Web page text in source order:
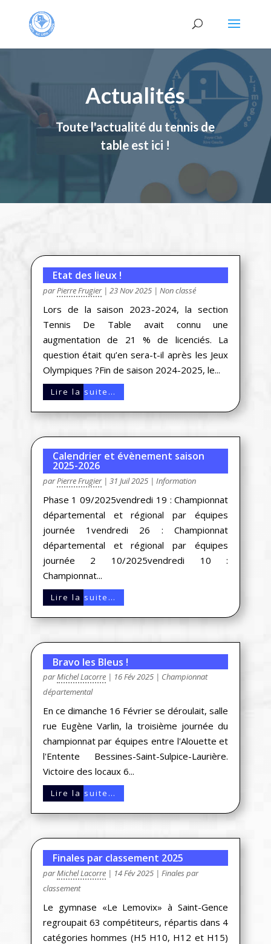
Actualités
Toute l'actualité du tennis de
table est ici !
Etat des lieux !
parPierre Frugier| 23 Nov 2025| Non classé
Lors de la saison 2023-2024, la section
Tennis De Table avait connu une
augmentation de 21 % de licenciés. La
question était qu’en sera-t-il après les Jeux
Olympiques ?Fin de saison 2024-2025, le...
Lire la suite…
Calendrier et évènement saison
2025-2026
parPierre Frugier| 31 Juil 2025| Information
Phase 1 09/2025vendredi 19 : Championnat
départemental et régional par équipes
journée 1vendredi 26 : Championnat
départemental et régional par équipes
journée 2 10/2025vendredi 10 :
Championnat...
Lire la suite…
Bravo les Bleus !
parMichel Lacorre| 16 Fév 2025| Championnat
départemental
En ce dimanche 16 Février se déroulait, salle
rue Eugène Varlin, la troisième journée du
championnat par équipes entre l'Alouette et
l'Entente Bessines-Saint-Sulpice-Laurière.
Victoire des locaux 6...
Lire la suite…
Finales par classement 2025
parMichel Lacorre| 14 Fév 2025| Finales par
classement
Le gymnase «Le Lemovix» à Saint-Gence
regroupait 63 compétiteurs, répartis dans 4
catégories hommes (H5 H10, H12 et H15)